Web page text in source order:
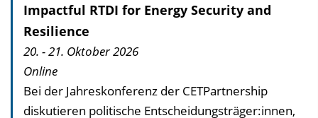
Impactful RTDI for Energy Security and
Resilience
20. - 21. Oktober 2026
Online
Bei der Jahreskonferenz der CETPartnership
diskutieren politische Entscheidungs­träger:innen,